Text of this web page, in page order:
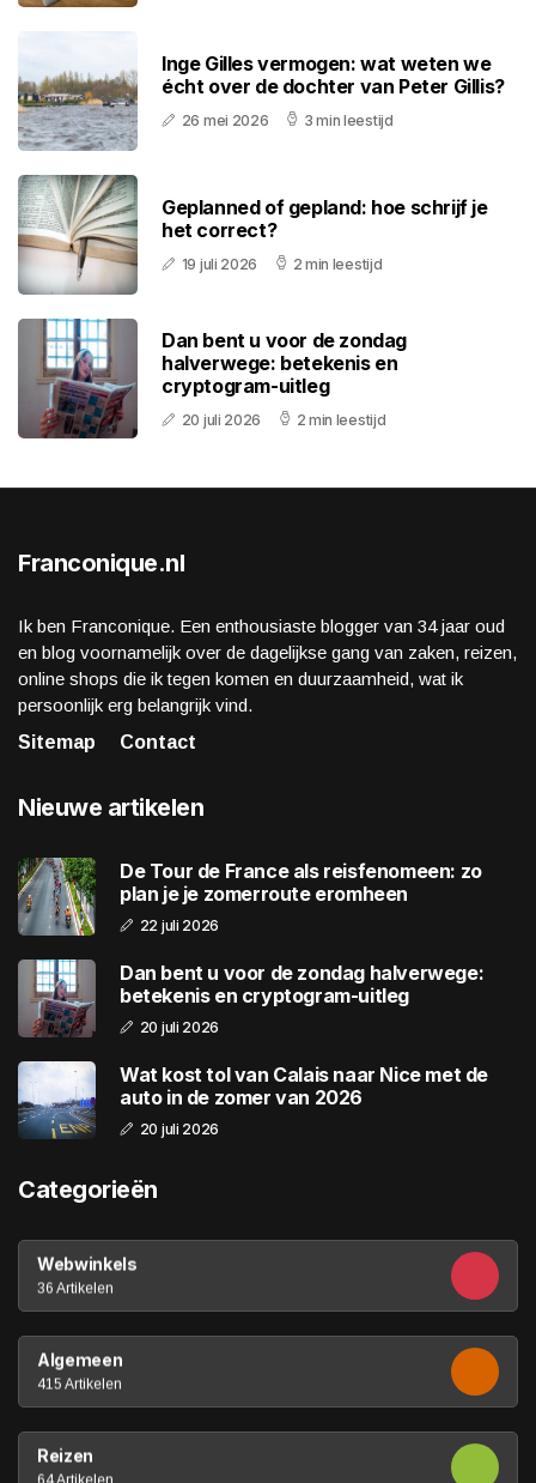
Inge Gilles vermogen: wat weten we
écht over de dochter van Peter Gillis?
26 mei 2026 3 min leestijd
Geplanned of gepland: hoe schrijf je
het correct?
19 juli 2026 2 min leestijd
Dan bent u voor de zondag
halverwege: betekenis en
cryptogram-uitleg
20 juli 2026 2 min leestijd
Franconique.nl
Ik ben Franconique. Een enthousiaste blogger van 34 jaar oud
en blog voornamelijk over de dagelijkse gang van zaken, reizen,
online shops die ik tegen komen en duurzaamheid, wat ik
persoonlijk erg belangrijk vind.
Sitemap
Contact
Nieuwe artikelen
De Tour de France als reisfenomeen: zo
plan je je zomerroute eromheen
22 juli 2026
Dan bent u voor de zondag halverwege:
betekenis en cryptogram-uitleg
20 juli 2026
Wat kost tol van Calais naar Nice met de
auto in de zomer van 2026
20 juli 2026
Categorieën
Webwinkels
36 Artikelen
Algemeen
415 Artikelen
Reizen